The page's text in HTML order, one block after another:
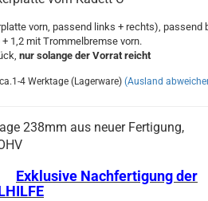
vorn, passend links + rechts), passend
+ 1,2 mit Trommelbremse vorn.
nur solange der Vorrat reicht
ca.1-4 Werktage (Lagerware) (Ausland
238mm aus neuer Fertigung,
Exklusive Nachfertigung der